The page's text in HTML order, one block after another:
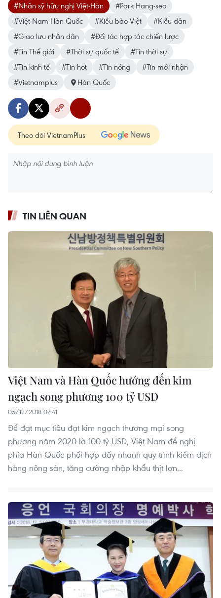
#Nhân sỹ hữu nghị Việt-Hàn
#Park Hang-seo
#Việt Nam-Hàn Quốc
#Kiều bào Việt
#Kiều dân
#Giao lưu nhân dân
#Đối tác hợp tác chiến lược
#Tin Thế giới
#Thời sự quốc tế
#Tin thời sự
#Tin kinh tế
#Tin hot #Tin nóng
#Tin mới nhận
#Vietnamplus
Hàn Quốc
Theo dõi VietnamPlus
TIN LIÊN QUAN
Việt Nam và Hàn Quốc hướng đến kim
ngạch song phương 100 tỷ USD
05/12/2018 07:41
Để đạt mục tiêu đạt kim ngạch thương mại song
phương năm 2020 là 100 tỷ USD, Việt Nam đề nghị
phía Hàn Quốc phối hợp đẩy nhanh quy trình kiểm dịch
hàng nông sản, tăng cường nhập khẩu thịt lợn...